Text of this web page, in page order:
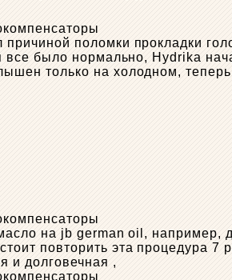
поломки прокладки
было нормально, Hydrika
только на холодном, теперь
на jb german oil,
повторить эта процедура 7
и долговечная ,